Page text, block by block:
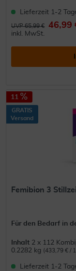
Lieferzeit 1-2
UVP 65,99 € 46,99
inkl. MwSt.
11
GRATIS
Versand
Femibion 3
Für den Bedarf in
Inhalt 2 x 112
0.2282 kg (433,79 € /
Lieferzeit 1-2